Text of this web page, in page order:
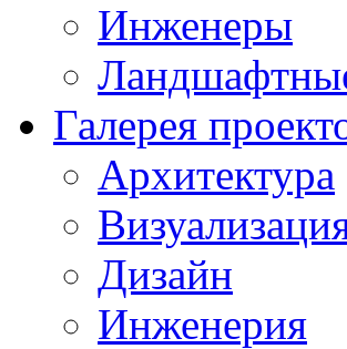
Инженеры
Галерея
Архитектура
Дизайн
Инженерия